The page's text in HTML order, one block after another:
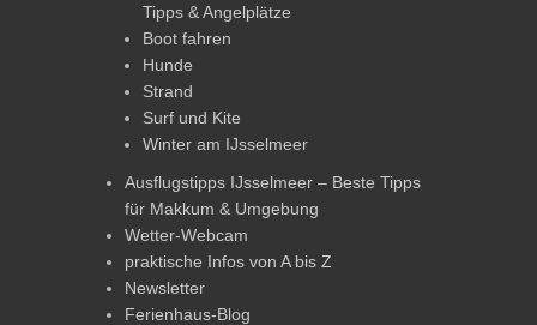
Tipps & Angelplätze
Boot fahren
Hunde
Strand
Surf und Kite
Winter am IJsselmeer
Ausflugstipps IJsselmeer – Beste Tipps
für Makkum & Umgebung
Wetter-Webcam
praktische Infos von A bis Z
Newsletter
Ferienhaus-Blog